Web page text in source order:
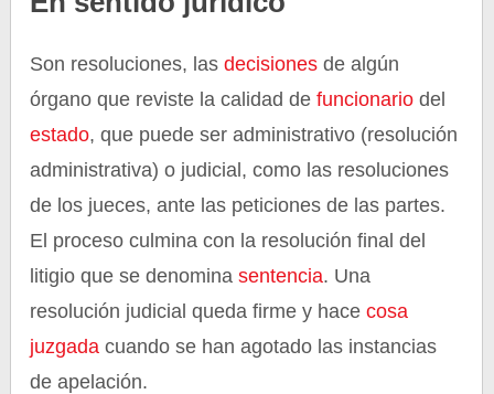
Son resoluciones, lasdecisiones de algún
órgano que reviste la calidad defuncionario del
estado, que puede ser administrativo (resolución
administrativa) o judicial, como las resoluciones
de los jueces, ante las peticiones de las partes.
El proceso culmina con la resolución final del
litigio que se denomina sentencia. Una
resolución judicial queda firme y hacecosa
juzgada cuando se han agotado las instancias
de apelación.